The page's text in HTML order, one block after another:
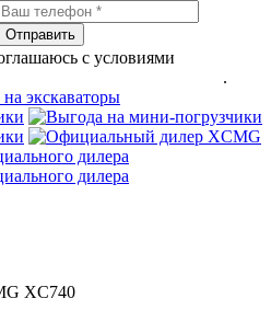
с условиями
.
XC740